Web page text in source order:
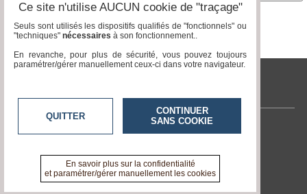
tvlocale.fr
Contactez-nous
A propos de tvlocale.fr
Ce site n'utilise AUCUN cookie de "traçage"
Seuls sont utilisés les dispositifs qualifiés de "fonctionnels" ou
"techniques" nécessaires à son fonctionnement..
En revanche, pour plus de sécurité, vous pouvez toujours
paramétrer/gérer manuellement ceux-ci dans votre navigateur.
QUITTER
CONTINUER
SANS COOKIE
En savoir plus sur la confidentialité
et paramétrer/gérer manuellement les cookies